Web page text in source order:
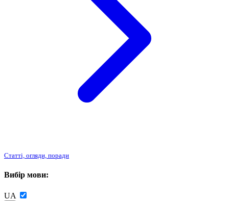
Статті, огляди, поради
Вибір мови:
UA